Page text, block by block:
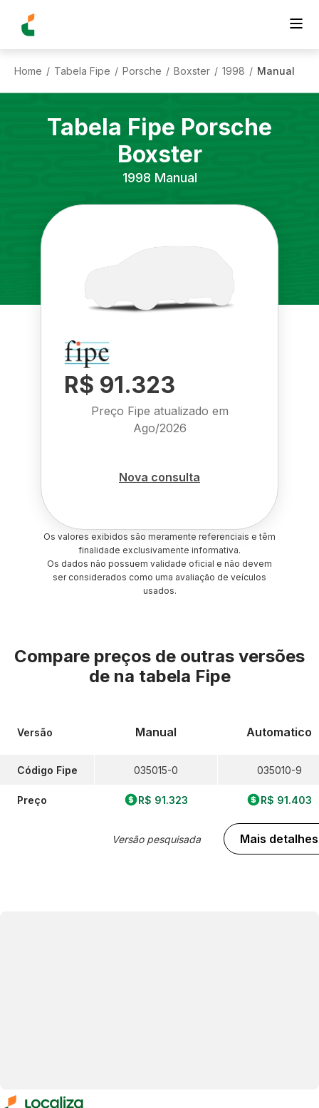
Home / Tabela Fipe / Porsche / Boxster / 1998 / Manual
Tabela Fipe Porsche
Boxster
1998 Manual
R$ 91.323
Preço Fipe atualizado em
Ago/2026
Nova consulta
Os valores exibidos são meramente referenciais e têm
finalidade exclusivamente informativa.
Os dados não possuem validade oficial e não devem
ser considerados como uma avaliação de veículos
usados.
Compare preços de outras versões
de na tabela Fipe
Versão
Código Fipe
Preço
Manual
035015-0
R$ 91.323
Versão pesquisada
Automatico
035010-9
R$ 91.403
Mais detalhes